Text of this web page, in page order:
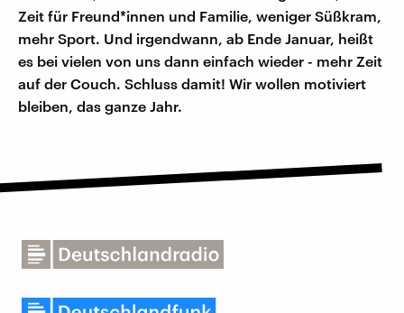
Zeit für Freund*innen und Familie, weniger Süßkram,
mehr Sport. Und irgendwann, ab Ende Januar, heißt
es bei vielen von uns dann einfach wieder - mehr Zeit
auf der Couch. Schluss damit! Wir wollen motiviert
bleiben, das ganze Jahr.